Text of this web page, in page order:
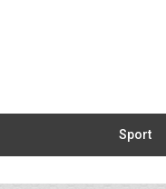
Sport